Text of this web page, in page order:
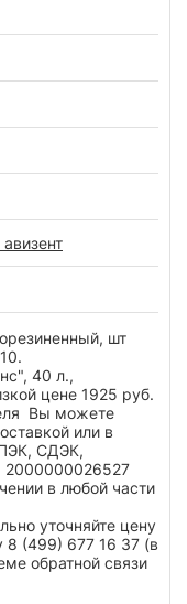
шт
40 л.,
цене 1925 руб.
Вы можете
или в
СДЭК,
2000000026527
в любой части
уточняйте цену
8 (499) 677 16 37 (в
обратной связи